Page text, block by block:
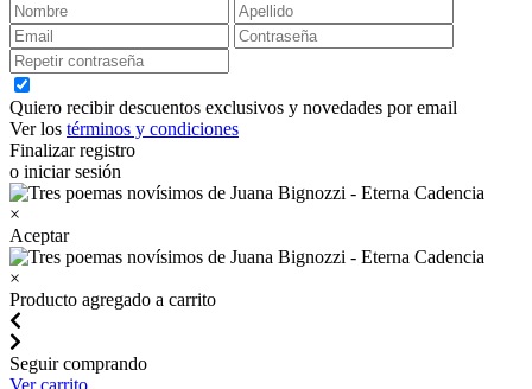
Quiero recibir descuentos exclusivos y novedades por email
Ver los términos y condiciones
Finalizar registro
o iniciar sesión
×
Aceptar
×
Producto agregado a carrito
Seguir comprando